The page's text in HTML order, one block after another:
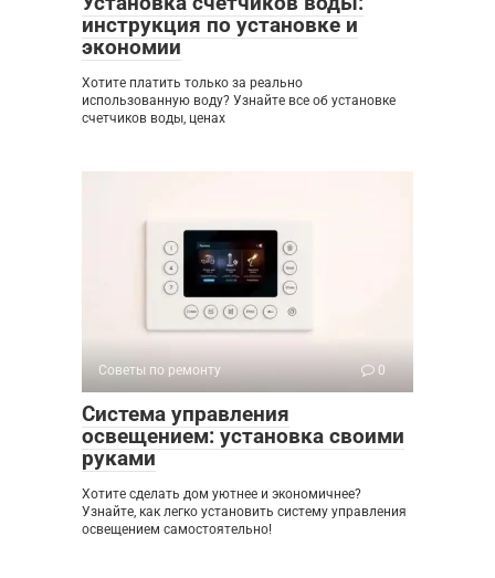
инструкция по установке и
экономии
Хотите платить только за реально
использованную воду? Узнайте все об установке
счетчиков воды, ценах
Советы по ремонту 0
Система управления
освещением: установка своими
руками
Хотите сделать дом уютнее и экономичнее?
Узнайте, как легко установить систему управления
освещением самостоятельно!